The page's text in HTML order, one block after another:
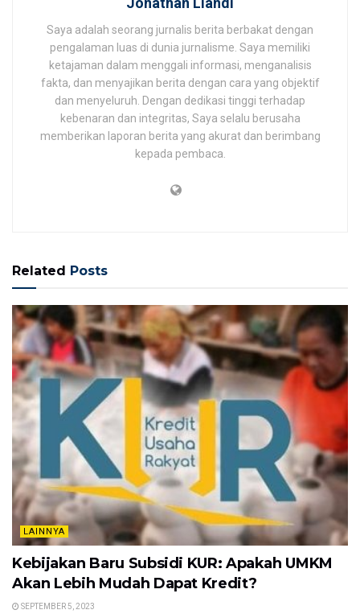
Saya adalah seorang jurnalis berita berbakat dengan
pengalaman luas di dunia jurnalisme. Saya memiliki
ketajaman dalam menggali informasi, menganalisis
fakta, dan menyajikan berita dengan cara yang objektif
dan menyeluruh. Dengan dedikasi tinggi terhadap
kebenaran dan integritas, Saya selalu berusaha
memberikan laporan berita yang akurat dan berimbang
kepada pembaca.
Related Posts
LAINNYA
Kebijakan Baru Subsidi KUR: Apakah UMKM
Akan Lebih Mudah Dapat Kredit?
SEPTEMBER 5, 2023